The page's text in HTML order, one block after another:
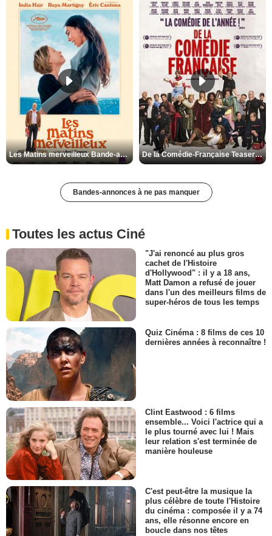
Les Matins merveilleux Bande-annonce VF De la Comédie-Française Teaser VF
Bandes-annonces à ne pas manquer
Toutes les actus Ciné
"J'ai renoncé au plus gros
cachet de l'Histoire
d'Hollywood" : il y a 18 ans,
Matt Damon a refusé de jouer
dans l'un des meilleurs films de
super-héros de tous les temps
Quiz Cinéma : 8 films de ces 10
dernières années à reconnaître !
Clint Eastwood : 6 films
ensemble... Voici l'actrice qui a
le plus tourné avec lui ! Mais
leur relation s'est terminée de
manière houleuse
C'est peut-être la musique la
plus célèbre de toute l'Histoire
du cinéma : composée il y a 74
ans, elle résonne encore en
boucle dans nos têtes